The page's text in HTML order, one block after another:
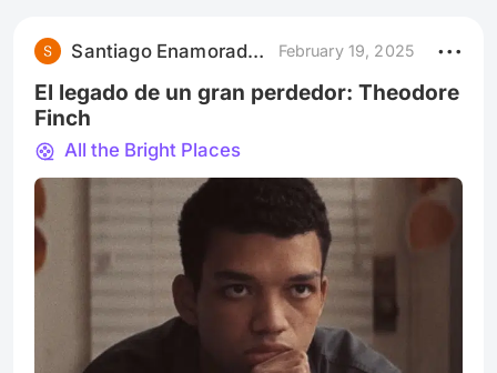
Santiago Enamorado Espitia February 19, 2025
El legado de un gran perdedor: Theodore
Finch
All the Bright Places